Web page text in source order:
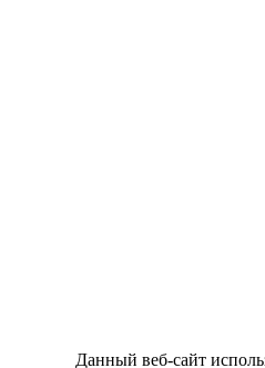
Данный веб-сайт